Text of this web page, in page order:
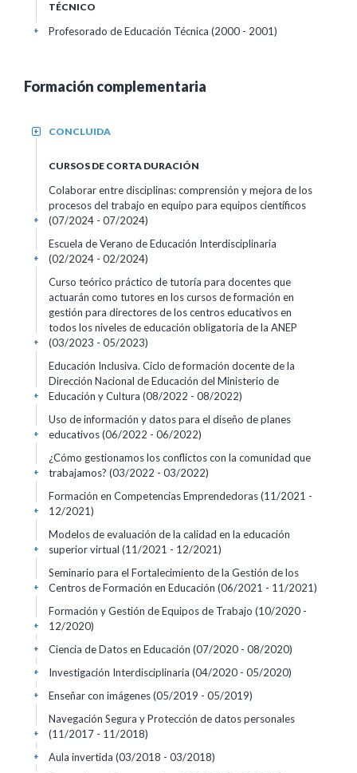
TÉCNICO
Profesorado de Educación Técnica (2000 - 2001)
+
Formación complementaria
CONCLUIDA
+
CURSOS DE CORTA DURACIÓN
Colaborar entre disciplinas: comprensión y mejora de los
procesos del trabajo en equipo para equipos científicos
(07/2024 - 07/2024)
+
Escuela de Verano de Educación Interdisciplinaria
(02/2024 - 02/2024)
+
Curso teórico práctico de tutoría para docentes que
actuarán como tutores en los cursos de formación en
gestión para directores de los centros educativos en
todos los niveles de educación obligatoria de la ANEP
(03/2023 - 05/2023)
+
Educación Inclusiva. Ciclo de formación docente de la
Dirección Nacional de Educación del Ministerio de
Educación y Cultura (08/2022 - 08/2022)
+
Uso de información y datos para el diseño de planes
educativos(06/2022 - 06/2022)
+
¿Cómo gestionamos los conflictos con la comunidad que
trabajamos? (03/2022 - 03/2022)
+
Formación en Competencias Emprendedoras(11/2021 -
12/2021)
+
Modelos de evaluación de la calidad en la educación
superior virtual (11/2021 - 12/2021)
+
Seminario para el Fortalecimiento de la Gestión de los
Centros de Formación en Educación (06/2021 - 11/2021)
+
Formación y Gestión de Equipos de Trabajo (10/2020 -
12/2020)
+
Ciencia de Datos en Educación (07/2020 - 08/2020)
+
Investigación Interdisciplinaria (04/2020 - 05/2020)
+
Enseñar con imágenes(05/2019 - 05/2019)
+
Navegación Segura y Protección de datos personales
(11/2017 - 11/2018)
+
Aula invertida (03/2018 - 03/2018)
+